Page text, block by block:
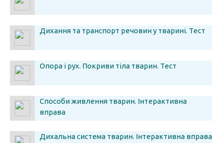
Дихання та транспорт речовин у тварині. Тест
Опора і рух. Покриви тіла тварин. Тест
Способи живлення тварин. Інтерактивна
вправа
Дихальна система тварин. Інтерактивна вправа